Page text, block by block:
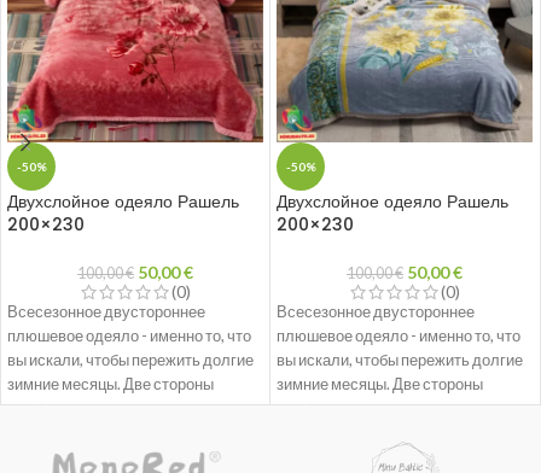
-50%
Двухслойное одеяло Рашель
200×230
100,00€ 50,00€
(0)
Всесезонное двустороннее
плюшевое одеяло - именно то, что
вы искали, чтобы пережить долгие
зимние месяцы. Две стороны
уютной мягкой ткани обеспечивают
-50%
Двухслойное одеяло Рашель
200×230
100,00€ 50,00€
(0)
Всесезонное двустороннее
плюшевое одеяло - именно то, что
вы искали, чтобы пережить долгие
зимние месяцы. Две стороны
уютной мягкой ткани обеспечивают